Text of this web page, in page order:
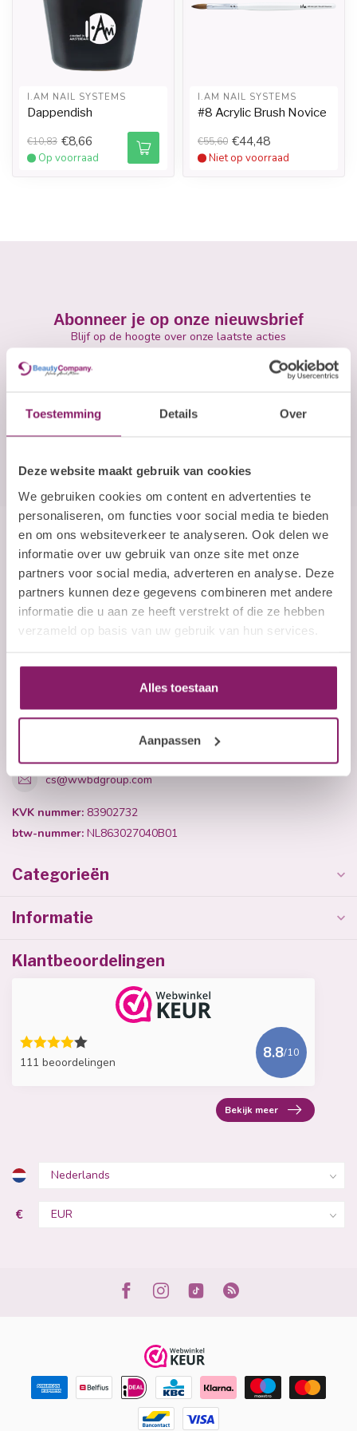
Toestemming Details Over
Deze website maakt gebruik van cookies
We gebruiken cookies om content en advertenties te
personaliseren, om functies voor social media te bieden
en om ons websiteverkeer te analyseren. Ook delen we
informatie over uw gebruik van onze site met onze
partners voor social media, adverteren en analyse. Deze
partners kunnen deze gegevens combineren met andere
informatie die u aan ze heeft verstrekt of die ze hebben
verzameld op basis van uw gebruik van hun services.
Alles toestaan
Aanpassen
I.AM NAIL SYSTEMS
Dappendish
€10,83 €8,66
Op voorraad
I.AM NAIL SYSTEMS
#8 Acrylic Brush Novice
€55,60 €44,48
Niet op voorraad
Abonneer je op onze nieuwsbrief
Blijf op de hoogte over onze laatste acties
E-mailadres
Abonneer
Beauty Company
Nails and More
John F. Kennedylaan 21L
5555 XC Valkenswaard
+31 (0)40 254 75 11
+31 (0)40 254 75 11
cs@wwbdgroup.com
KVK nummer: 83902732
btw-nummer: NL863027040B01
Categorieën
Informatie
Klantbeoordelingen
111 beoordelingen
8.8/10
Bekijk meer
€